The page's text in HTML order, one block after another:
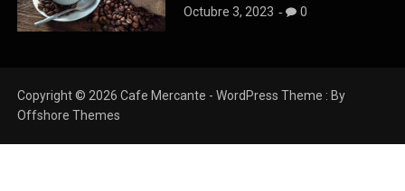
Octubre 3, 2023
0
Copyright © 2026 Cafe Mercante - WordPress Theme : By
Offshore Themes